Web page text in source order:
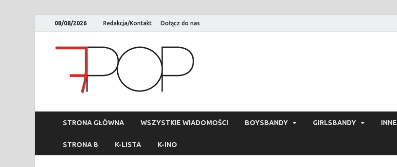
08/08/2026 Redakcja/Kontakt Dołącz do nas
STRONA GŁÓWNA WSZYSTKIE WIADOMOŚCI BOYSBANDY GIRLSBANDY INNE
STRONA B K-LISTA K-INO